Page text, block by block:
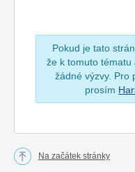
Pokud je tato
že k tomuto tématu
žádné výzvy. Pro
prosím
Na začátek stránky